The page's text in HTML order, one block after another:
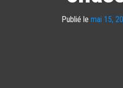
Publié le mai 15,